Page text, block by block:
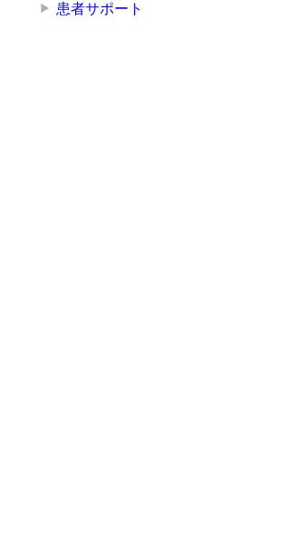
患者サポート